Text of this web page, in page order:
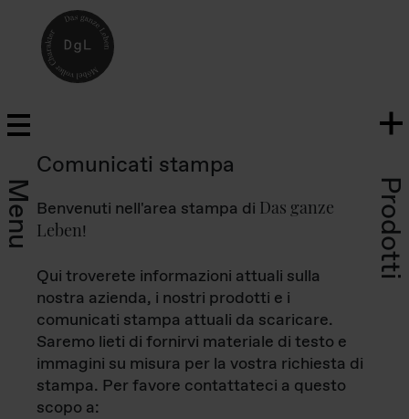
Menu Prodotti
Comunicati stampa
Benvenuti nell'area stampa di Das ganze
Leben!
Qui troverete informazioni attuali sulla
nostra azienda, i nostri prodotti e i
comunicati stampa attuali da scaricare.
Saremo lieti di fornirvi materiale di testo e
immagini su misura per la vostra richiesta di
stampa. Per favore contattateci a questo
scopo a: